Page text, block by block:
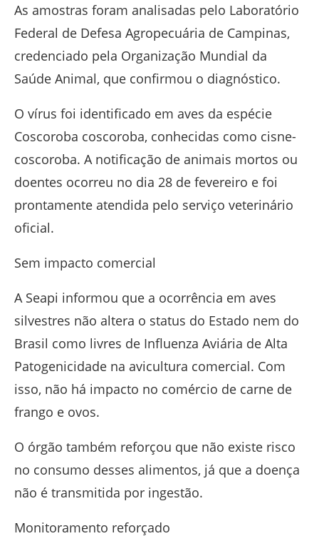
As amostras foram analisadas pelo Laboratório
Federal de Defesa Agropecuária de Campinas,
credenciado pela Organização Mundial da
Saúde Animal, que confirmou o diagnóstico.
O vírus foi identificado em aves da espécie
Coscoroba coscoroba, conhecidas como cisne-
coscoroba. A notificação de animais mortos ou
doentes ocorreu no dia 28 de fevereiro e foi
prontamente atendida pelo serviço veterinário
oficial.
Sem impacto comercial
A Seapi informou que a ocorrência em aves
silvestres não altera o status do Estado nem do
Brasil como livres de Influenza Aviária de Alta
Patogenicidade na avicultura comercial. Com
isso, não há impacto no comércio de carne de
frango e ovos.
O órgão também reforçou que não existe risco
no consumo desses alimentos, já que a doença
não é transmitida por ingestão.
Monitoramento reforçado